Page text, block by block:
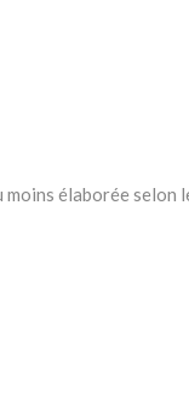
élaborée selon